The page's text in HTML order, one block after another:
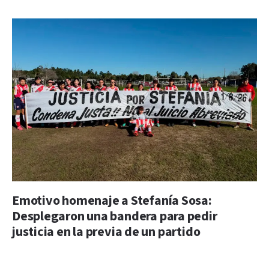
Emotivo homenaje a Stefanía Sosa:
Desplegaron una bandera para pedir
justicia en la previa de un partido